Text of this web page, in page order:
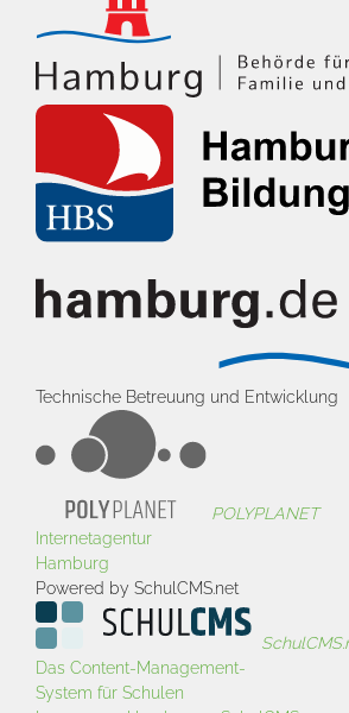
Technische Betreuung und Entwicklung
POLYPLANET
Internetagentur
Hamburg
Powered by SchulCMS.net
Das Content-Management-
System für Schulen